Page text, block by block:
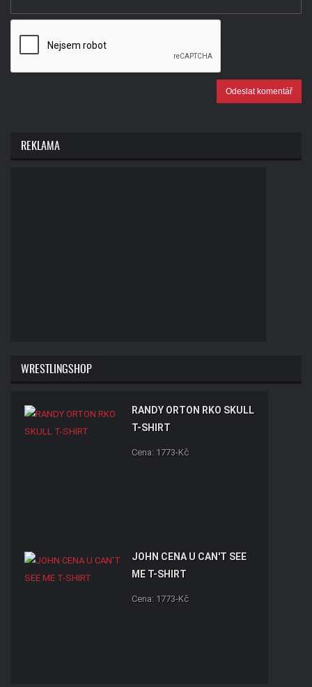
Odeslat komentář
REKLAMA
WRESTLINGSHOP
RANDY ORTON RKO SKULL
T-SHIRT
Cena: 1773-Kč
JOHN CENA U CAN'T SEE
ME T-SHIRT
Cena: 1773-Kč